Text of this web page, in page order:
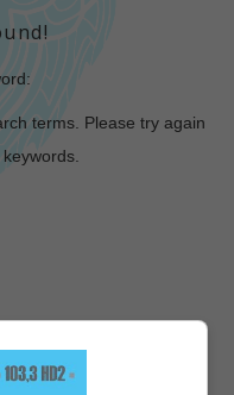
terms. Please try again